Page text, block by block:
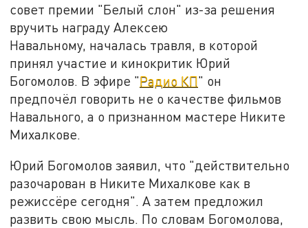
совет премии "Белый слон" из-за решения
вручить награду Алексею
Навальному, началась травля, в которой
принял участие и кинокритик Юрий
Богомолов. В эфире "Радио КП" он
предпочёл говорить не о качестве фильмов
Навального, а о признанном мастере Никите
Михалкове.
Юрий Богомолов заявил, что "действительно
разочарован в Никите Михалкове как в
режиссёре сегодня". А затем предложил
развить свою мысль. По словам Богомолова,